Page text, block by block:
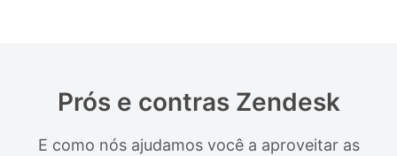
Prós e contras Zendesk
E como nós ajudamos você a aproveitar as